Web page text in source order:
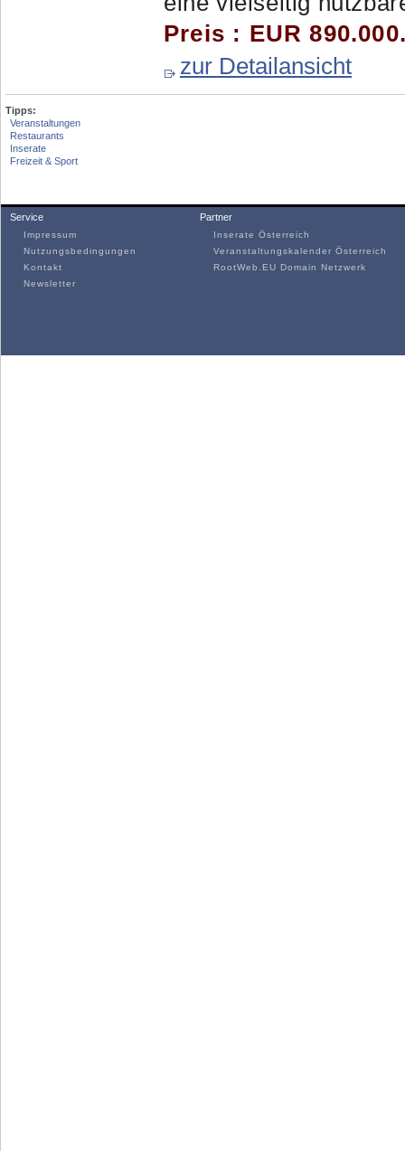
Preis : EUR
zur Detailansicht
Tipps:
Veranstaltungen
Restaurants
Inserate
Freizeit & Sport
Service
Impressum
Nutzungsbedingungen
Kontakt
Newsletter
Partner
Inserate Österreich
Veranstaltungskalender Österreich
RootWeb.EU Domain Netzwerk